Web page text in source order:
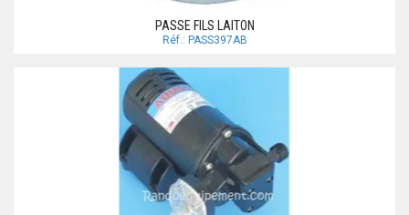
PASSE FILS LAITON
Réf.: PASS397AB